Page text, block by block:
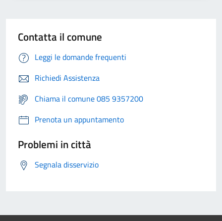
Contatta il comune
Leggi le domande frequenti
Richiedi Assistenza
Chiama il comune 085 9357200
Prenota un appuntamento
Problemi in città
Segnala disservizio